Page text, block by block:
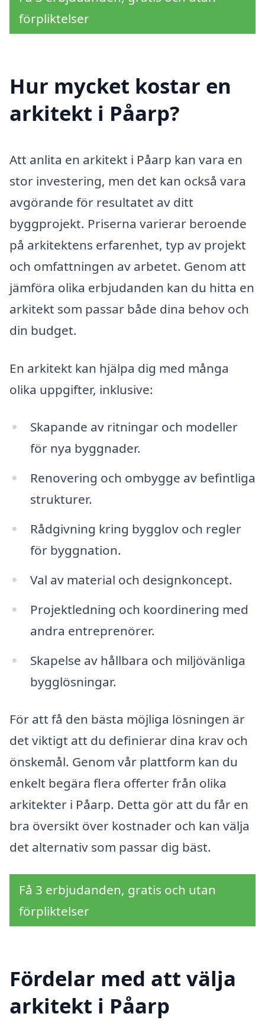
förpliktelser
Hur mycket kostar en
arkitekt i Påarp?
Att anlita en arkitekt i Påarp kan vara en
stor investering, men det kan också vara
avgörande för resultatet av ditt
byggprojekt. Priserna varierar beroende
på arkitektens erfarenhet, typ av projekt
och omfattningen av arbetet. Genom att
jämföra olika erbjudanden kan du hitta en
arkitekt som passar både dina behov och
din budget.
En arkitekt kan hjälpa dig med många
olika uppgifter, inklusive:
Skapande av ritningar och modeller
för nya byggnader.
Renovering och ombygge av befintliga
strukturer.
Rådgivning kring bygglov och regler
för byggnation.
Val av material och designkoncept.
Projektledning och koordinering med
andra entreprenörer.
Skapelse av hållbara och miljövänliga
bygglösningar.
För att få den bästa möjliga lösningen är
det viktigt att du definierar dina krav och
önskemål. Genom vår plattform kan du
enkelt begära flera offerter från olika
arkitekter i Påarp. Detta gör att du får en
bra översikt över kostnader och kan välja
det alternativ som passar dig bäst.
Få 3 erbjudanden, gratis och utan
förpliktelser
Fördelar med att välja
arkitekt i Påarp